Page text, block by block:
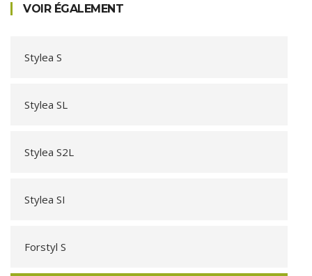
VOIR ÉGALEMENT
Stylea S
Stylea SL
Stylea S2L
Stylea SI
Forstyl S